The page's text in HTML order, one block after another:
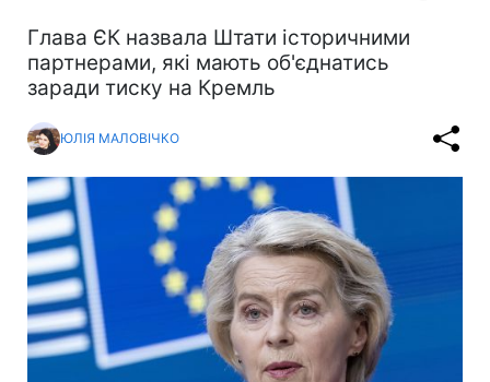
Глава ЄК назвала Штати історичними
партнерами, які мають об'єднатись
заради тиску на Кремль
ЮЛІЯ МАЛОВІЧКО